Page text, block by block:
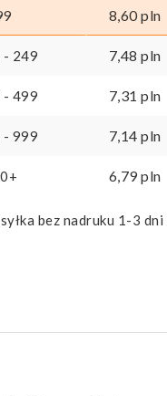
8,60pln
- 249 7,48pln
- 499 7,31pln
- 999 7,14pln
6,79pln
bez nadruku 1-3